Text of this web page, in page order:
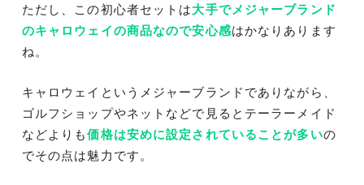
ただし、この初心者セットは大手でメジャーブランド
のキャロウェイの商品なので安心感はかなりあります
ね。
キャロウェイというメジャーブランドでありながら、
ゴルフショップやネットなどで見るとテーラーメイド
などよりも価格は安めに設定されていることが多いの
でその点は魅力です。